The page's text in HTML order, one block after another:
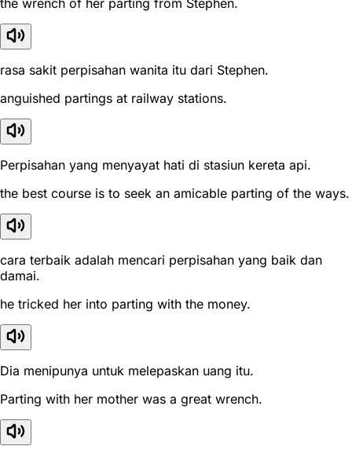
the wrench of her parting from Stephen.
rasa sakit perpisahan wanita itu dari Stephen.
anguished partings at railway stations.
Perpisahan yang menyayat hati di stasiun kereta api.
the best course is to seek an amicable parting of the ways.
cara terbaik adalah mencari perpisahan yang baik dan
damai.
he tricked her into parting with the money.
Dia menipunya untuk melepaskan uang itu.
Parting with her mother was a great wrench.